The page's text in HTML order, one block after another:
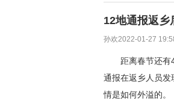
12地通报返乡
孙欢2022-01-27
距离春节还
通报在返乡人员发
情是如何外溢的。